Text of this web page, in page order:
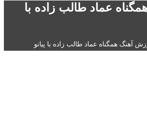
عماد طالب زاده با
آهنگ همگناه عماد طالب زاده با پیانو